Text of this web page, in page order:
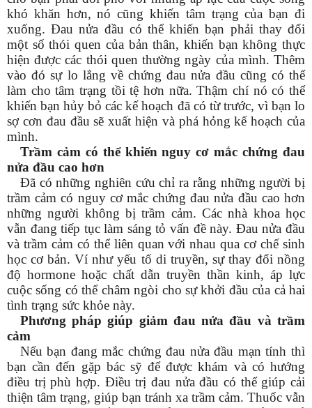
khó khăn hơn, nó cũng khiến tâm trạng của bạn đi
xuống. Đau nửa đầu có thể khiến bạn phải thay đổi
một số thói quen của bản thân, khiến bạn không thực
hiện được các thói quen thường ngày của mình. Thêm
vào đó sự lo lắng về chứng đau nửa đầu cũng có thể
làm cho tâm trạng tồi tệ hơn nữa. Thậm chí nó có thể
khiến bạn hủy bỏ các kế hoạch đã có từ trước, vì bạn lo
sợ cơn đau đầu sẽ xuất hiện và phá hỏng kế hoạch của
mình.
Trầm cảm có thể khiến nguy cơ mắc chứng đau
nửa đầu cao hơn
Đã có những nghiên cứu chỉ ra rằng những người bị
trầm cảm có nguy cơ mắc chứng đau nửa đầu cao hơn
những người không bị trầm cảm. Các nhà khoa học
vẫn đang tiếp tục làm sáng tỏ vấn đề này. Đau nửa đầu
và trầm cảm có thể liên quan với nhau qua cơ chế sinh
học cơ bản. Ví như yếu tố di truyền, sự thay đổi nồng
độ hormone hoặc chất dẫn truyền thần kinh, áp lực
cuộc sống có thể châm ngòi cho sự khởi đầu của cả hai
tình trạng sức khỏe này.
Phương pháp giúp giảm đau nửa đầu và trầm
cảm
Nếu bạn đang mắc chứng đau nửa đầu mạn tính thì
bạn cần đến gặp bác sỹ để được khám và có hướng
điều trị phù hợp. Điều trị đau nửa đầu có thể giúp cải
thiện tâm trạng, giúp bạn tránh xa trầm cảm. Thuốc vẫn